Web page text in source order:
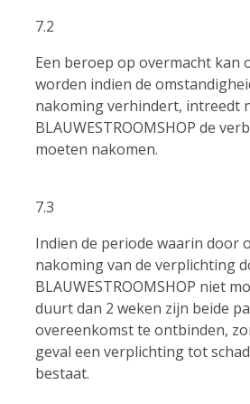
7.2
Een beroep op overmacht kan
worden indien de
nakoming verhindert, intreedt
BLAUWESTROOMSHOP de
moeten nakomen.
7.3
Indien de periode waarin door
nakoming van de verplichting
BLAUWESTROOMSHOP niet
duurt dan 2 weken zijn beide
overeenkomst te ontbinden,
geval een verplichting tot
bestaat.